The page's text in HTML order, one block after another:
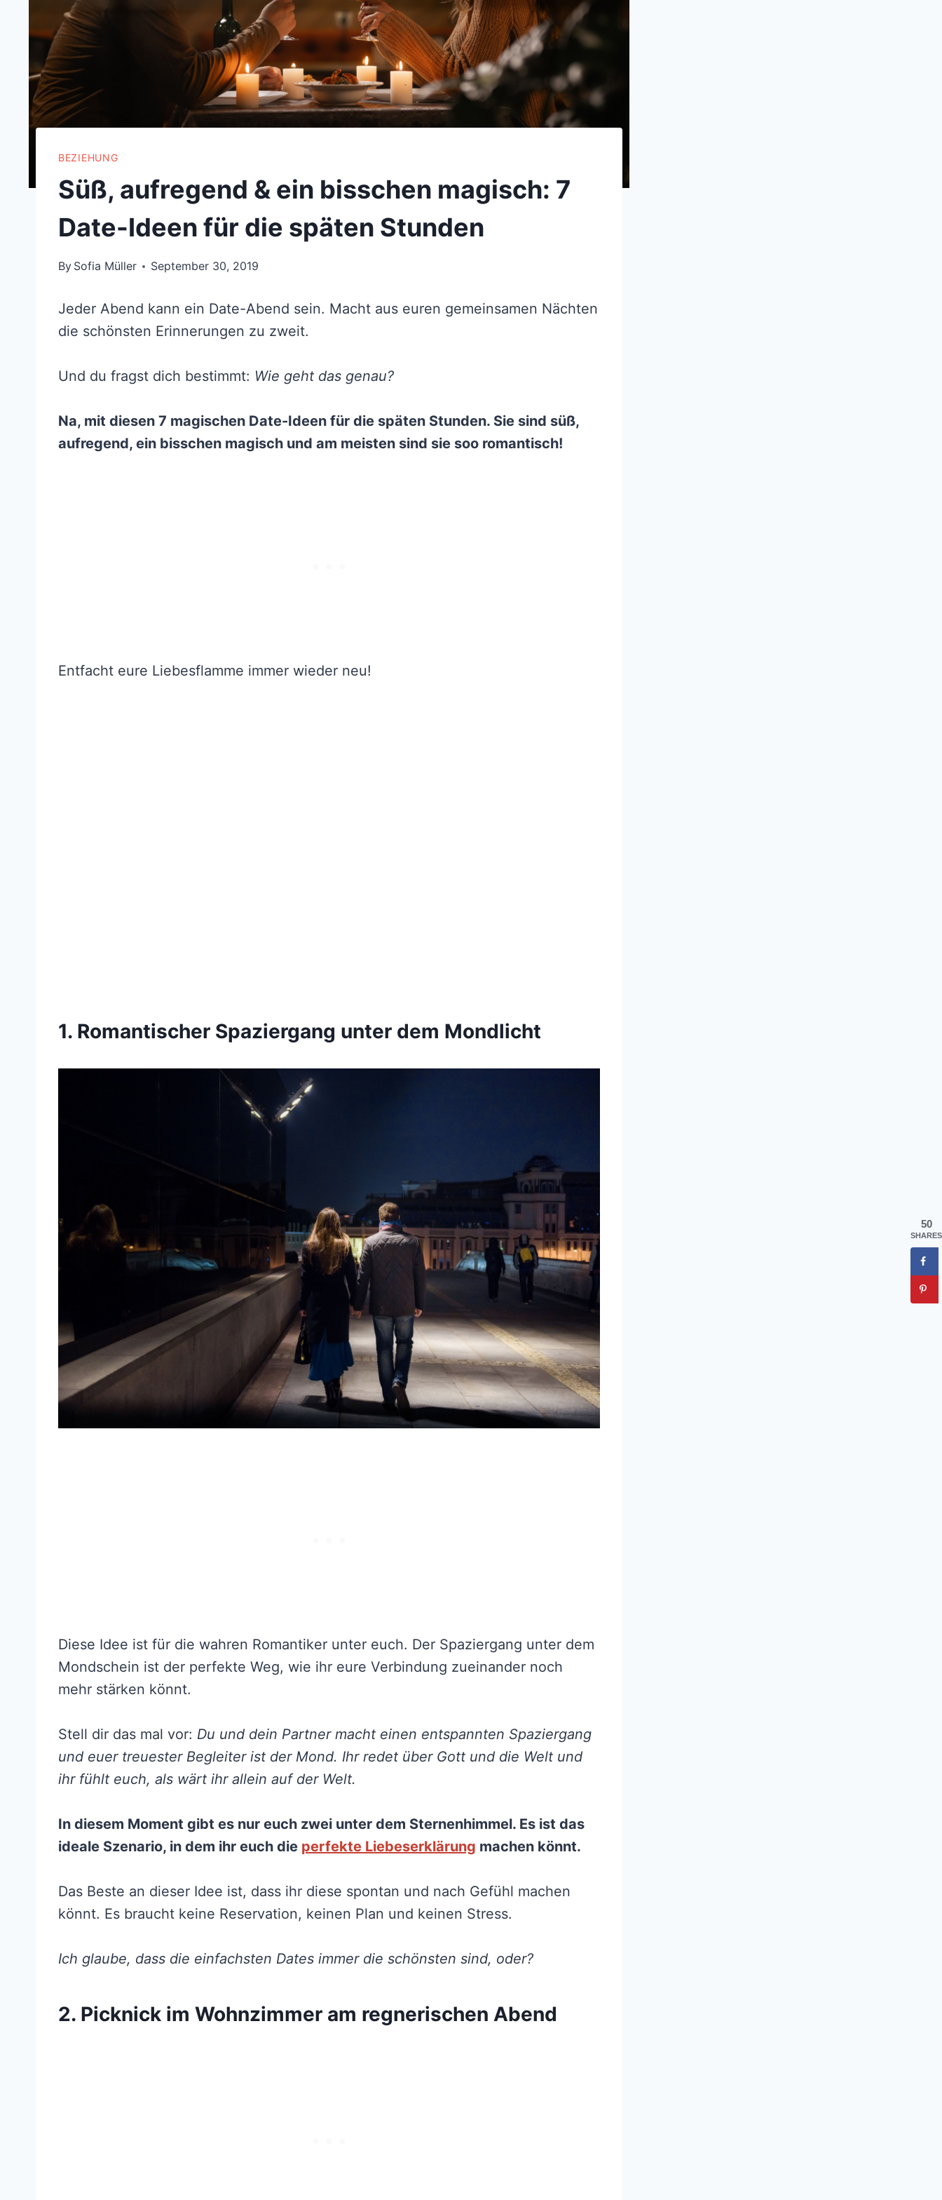
BEZIEHUNG
Süß, aufregend & ein bisschen magisch: 7
Date-Ideen für die späten Stunden
By Sofia Müller September 30, 2019
Jeder Abend kann ein Date-Abend sein. Macht aus euren gemeinsamen Nächten
die schönsten Erinnerungen zu zweit.
Und du fragst dich bestimmt: Wie geht das genau?
Na, mit diesen 7 magischen Date-Ideen für die späten Stunden. Sie sind süß,
aufregend, ein bisschen magisch und am meisten sind sie soo romantisch!
Entfacht eure Liebesflamme immer wieder neu!
1. Romantischer Spaziergang unter dem Mondlicht
Diese Idee ist für die wahren Romantiker unter euch. Der Spaziergang unter dem
Mondschein ist der perfekte Weg, wie ihr eure Verbindung zueinander noch
mehr stärken könnt.
Stell dir das mal vor: Du und dein Partner macht einen entspannten Spaziergang
und euer treuester Begleiter ist der Mond. Ihr redet über Gott und die Welt und
ihr fühlt euch, als wärt ihr allein auf der Welt.
In diesem Moment gibt es nur euch zwei unter dem Sternenhimmel. Es ist das
ideale Szenario, in dem ihr euch die perfekte Liebeserklärung machen könnt.
Das Beste an dieser Idee ist, dass ihr diese spontan und nach Gefühl machen
könnt. Es braucht keine Reservation, keinen Plan und keinen Stress.
Ich glaube, dass die einfachsten Dates immer die schönsten sind, oder?
2. Picknick im Wohnzimmer am regnerischen Abend
50
SHARES